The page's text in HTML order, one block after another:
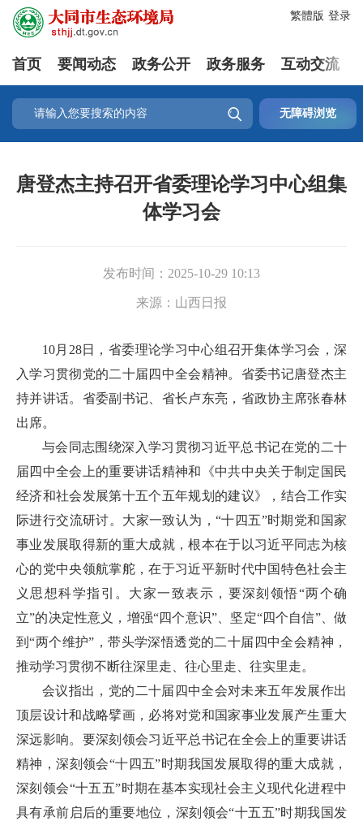
登录
繁體版
首页 要闻动态 政务公开 政务服务 互动交流
 无障碍浏览
唐登杰主持召开省委理论学习中心组集
体学习会
发布时间： 2025-10-29 10:13
来源： 山西日报
10月28日，省委理论学习中心组召开集体学习会，深
入学习贯彻党的二十届四中全会精神。省委书记唐登杰主
持并讲话。省委副书记、省长卢东亮，省政协主席张春林
出席。
与会同志围绕深入学习贯彻习近平总书记在党的二十
届四中全会上的重要讲话精神和《中共中央关于制定国民
经济和社会发展第十五个五年规划的建议》，结合工作实
际进行交流研讨。大家一致认为，“十四五”时期党和国家
事业发展取得新的重大成就，根本在于以习近平同志为核
心的党中央领航掌舵，在于习近平新时代中国特色社会主
义思想科学指引。大家一致表示，要深刻领悟“两个确
立”的决定性意义，增强“四个意识”、坚定“四个自信”、做
到“两个维护”，带头学深悟透党的二十届四中全会精神，
推动学习贯彻不断往深里走、往心里走、往实里走。
会议指出，党的二十届四中全会对未来五年发展作出
顶层设计和战略擘画，必将对党和国家事业发展产生重大
深远影响。要深刻领会习近平总书记在全会上的重要讲话
精神，深刻领会“十四五”时期我国发展取得的重大成就，
深刻领会“十五五”时期在基本实现社会主义现代化进程中
具有承前启后的重要地位，深刻领会“十五五”时期我国发